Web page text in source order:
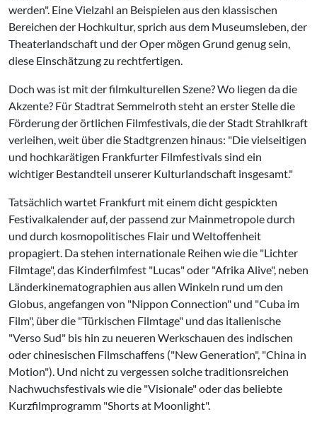
werden". Eine Vielzahl an Beispielen aus den klassischen
Bereichen der Hochkultur, sprich aus dem Museumsleben, der
Theaterlandschaft und der Oper mögen Grund genug sein,
diese Einschätzung zu rechtfertigen.
Doch was ist mit der filmkulturellen Szene? Wo liegen da die
Akzente? Für Stadtrat Semmelroth steht an erster Stelle die
Förderung der örtlichen Filmfestivals, die der Stadt Strahlkraft
verleihen, weit über die Stadtgrenzen hinaus: "Die vielseitigen
und hochkarätigen Frankfurter Filmfestivals sind ein
wichtiger Bestandteil unserer Kulturlandschaft insgesamt."
Tatsächlich wartet Frankfurt mit einem dicht gespickten
Festivalkalender auf, der passend zur Mainmetropole durch
und durch kosmopolitisches Flair und Weltoffenheit
propagiert. Da stehen internationale Reihen wie die "Lichter
Filmtage", das Kinderfilmfest "Lucas" oder "Afrika Alive", neben
Länderkinematographien aus allen Winkeln rund um den
Globus, angefangen von "Nippon Connection" und "Cuba im
Film", über die "Türkischen Filmtage" und das italienische
"Verso Sud" bis hin zu neueren Werkschauen des indischen
oder chinesischen Filmschaffens ("New Generation", "China in
Motion"). Und nicht zu vergessen solche traditionsreichen
Nachwuchsfestivals wie die "Visionale" oder das beliebte
Kurzfilmprogramm "Shorts at Moonlight".